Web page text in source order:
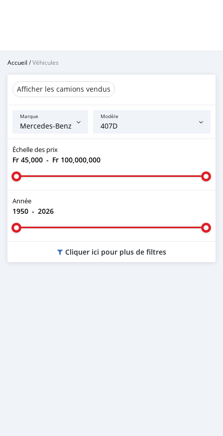
Accueil /Véhicules
Afficher les camions vendus
Marque Modèle
Échelle des prix
Fr 45,000 - Fr 100,000,000
Année
1950 - 2026
Cliquer ici pour plus de filtres